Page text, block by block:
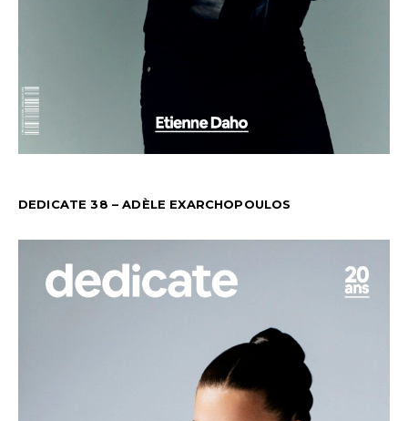
DEDICATE 38 – ADÈLE EXARCHOPOULOS